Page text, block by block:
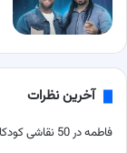
آخرین نظرات
فاطمهدر50 نقاشی کودکانه عید غدیر خم سخت و آسان و برای رنگ آمیزی